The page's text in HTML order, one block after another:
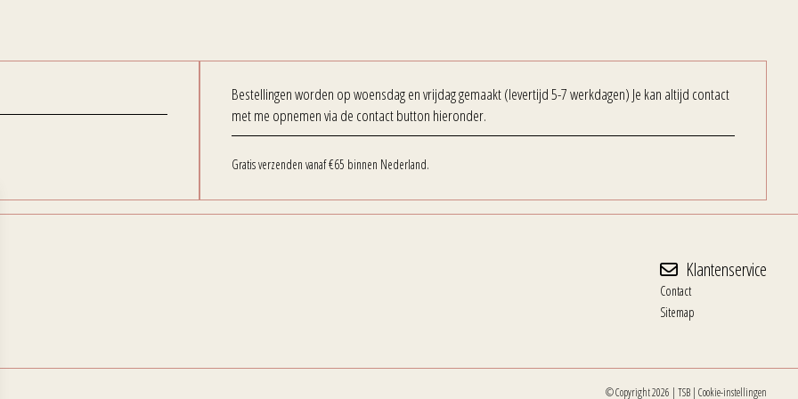
Bestellingen worden op woensdag en vrijdag gemaakt (levertijd 5-7 werkdagen) Je kan altijd contact
met me opnemen via de contact button hieronder.
Gratis verzenden vanaf €65 binnen Nederland.
Klantenservice
Contact
Sitemap
© Copyright 2026 | TSB | Cookie-instellingen